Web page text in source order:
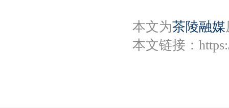
本文为茶陵融媒
本文链接：